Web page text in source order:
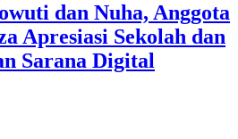
dan Nuha, Anggota
Apresiasi Sekolah dan
Sarana Digital